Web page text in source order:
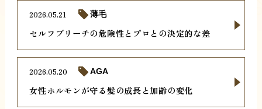
セルフブリーチの危険性とプロとの決定的な差
2026.05.21 薄毛
女性ホルモンが守る髪の成長と加齢の変化
2026.05.20 AGA